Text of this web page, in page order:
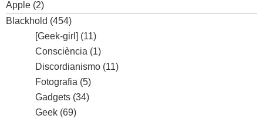
Apple (2)
Blackhold (454)
[Geek-girl] (11)
Consciència (1)
Discordianismo (11)
Fotografia (5)
Gadgets (34)
Geek (69)